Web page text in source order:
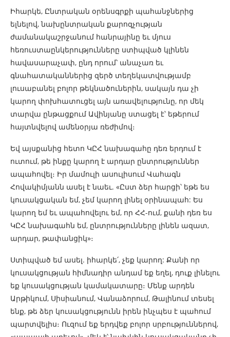
Իհարկե, Ընտրական օրենսգրքի պահանջներից
ելնելով, նախընտրական քարոզչության
ժամանակաշրջանում հանրայինը եւ մյուս
հեռուստաընկերությունները ստիպված կլինեն
հավասարաչափ, ընդ որում՝ անաչառ եւ
գնահատականներից զերծ տեղեկատվությամբ
լուսաբանել բոլոր թեկնածուներին, սակայն դա չի
կարող փոխհատուցել այն առավելությունը, որ մեկ
տարվա ընթացքում Ավինյանը ստացել է՝ եթերում
հայտնվելով ամենօրյա ռեժիմով։
Եվ այսքանից հետո ԿԸՀ նախագահը դեռ երդում է
ուտում, թե ինքը կարող է արդար ընտրություններ
ապահովել։ Իր մամուլի ասուլիսում Վահագն
Հովակիմյանն ասել է նաեւ. «Ըստ ձեր հարցի՝ եթե ես
կուսակցական եմ, չեմ կարող լինել օրինապահ: Ես
կարող եմ եւ ապահովելու եմ, որ ՀՀ-ում, քանի դեռ ես
ԿԸՀ նախագահն եմ, ընտրությունները լինեն ազատ,
արդար, թափանցիկ»։
Ստիպված եմ ասել. իհարկե՛, չեք կարող: Քանի որ
կուսակցության հիմնադիր անդամ եք եղել, դուք լինելու
եք կուսակցության կամակատարը։ Մենք արդեն
Արթիկում, Սիսիանում, Վանաձորում, Թալինում տեսել
ենք, թե ձեր կուսակցությունն իրեն ինչպես է պահում
պարտվելիս։ Ուզում եք երդվեք բոլոր սրբություններով,